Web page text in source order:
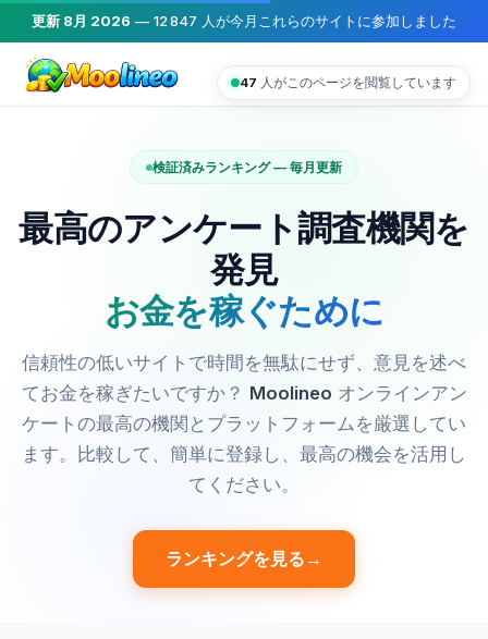
更新 8月 2026 — 12 847 人が今月これらのサイトに参加しました
検証済みランキング — 毎月更新
最高のアンケート調査機関を
発見
お金を稼ぐために
信頼性の低いサイトで時間を無駄にせず、意見を述べ
てお金を稼ぎたいですか？ Moolineo オンラインアン
ケートの最高の機関とプラットフォームを厳選してい
ます。比較して、簡単に登録し、最高の機会を活用し
てください。
ランキングを見る →
47 人がこのページを閲覧しています